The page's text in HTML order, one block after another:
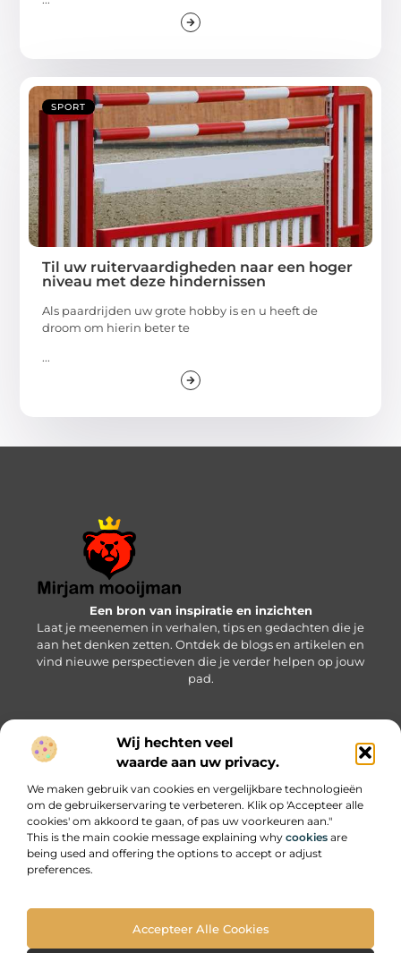
Wij hechten veel
waarde aan uw privacy.
We maken gebruik van cookies en vergelijkbare technologieën
om de gebruikerservaring te verbeteren. Klik op 'Accepteer alle
cookies' om akkoord te gaan, of pas uw voorkeuren aan."
This is the main cookie message explaining why cookies are
being used and offering the options to accept or adjust
preferences.
Accepteer Alle Cookies
SPORT
Til uw ruitervaardigheden naar een hoger
niveau met deze hindernissen
Als paardrijden uw grote hobby is en u heeft de
droom om hierin beter te
...
Een bron van inspiratie en inzichten
Laat je meenemen in verhalen, tips en gedachten die je
aan het denken zetten. Ontdek de blogs en artikelen en
vind nieuwe perspectieven die je verder helpen op jouw
pad.
Bericht categorie
Onze informatie
Website index Cookiebeleid (EU)